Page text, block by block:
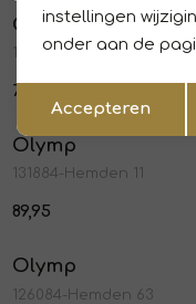
Olymp
131084-Hemden 37
79,95
1/1
Olymp
131884-Hemden 11
89,95
1/1
Olymp
126084-Hemden 63
instellingen
onder aan de
Accepteren